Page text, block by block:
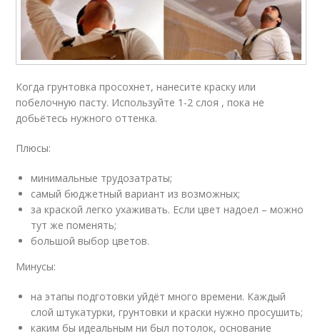
Когда грунтовка просохнет, нанесите краску или
побелочную пасту. Используйте 1-2 слоя , пока не
добьётесь нужного оттенка.
Плюсы:
минимальные трудозатраты;
самый бюджетный вариант из возможных;
за краской легко ухаживать. Если цвет надоел – можно
тут же поменять;
большой выбор цветов.
Минусы:
на этапы подготовки уйдёт много времени. Каждый
слой штукатурки, грунтовки и краски нужно просушить;
каким бы идеальным ни был потолок, основание